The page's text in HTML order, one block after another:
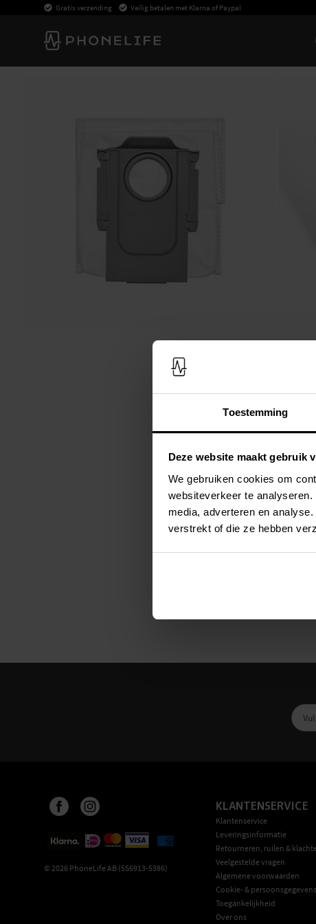
Toestemming
Deze website maakt gebruik
We gebruiken cookies om
websiteverkeer te
media, adverteren en
verstrekt of die ze hebben
Gratis verzending Veilig betalen met Klarna of Paypal
© 2026 PhoneLife AB (556913-5386)
KLANTENSERVICE
Klantenservice
Leveringsinformatie
Retourneren, ruilen &
Veelgestelde vragen
Algemene voorwaarden
Cookie- &
Toegankelijkheid
Over ons